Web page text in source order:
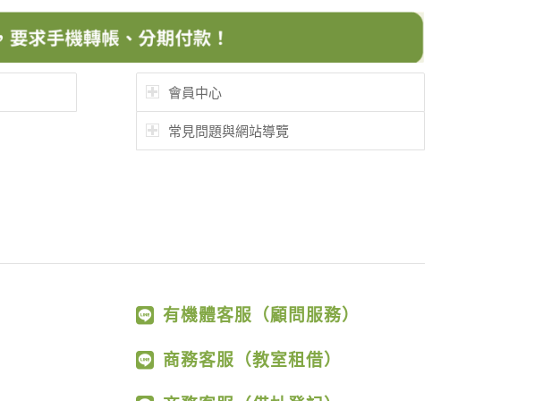
會員中心
常見問題與網站導覽
有機體客服（顧問服務）
商務客服（教室租借）